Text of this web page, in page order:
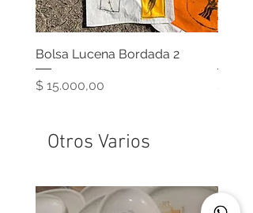
Bolsa Lucena Bordada 2
Precio
$ 15.000,00 $
Otros Varios